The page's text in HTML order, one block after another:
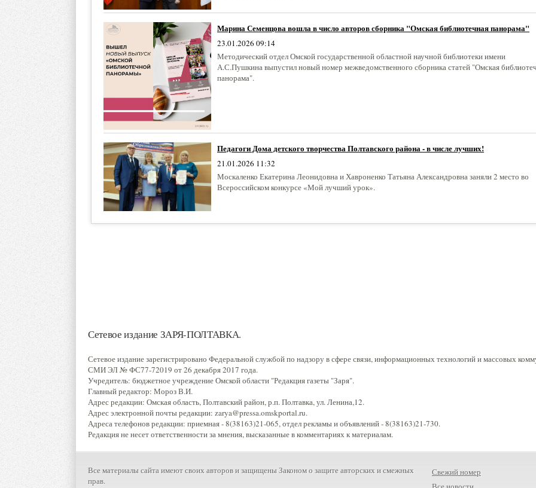
Марина Семенцова вошла в число авторов сборника "Омская библиотечная панорама"
23.01.2026 09:14
Методический отдел Омской государственной областной научной библиотеки имени
А.С.Пушкина выпустил новый номер межведомственного сборника статей "Омская
панорама".
Педагоги Дома детского творчества Полтавского района - в числе лучших!
21.01.2026 11:32
Москаленко Екатерина Леонидовна и Хавроненко Татьяна Александровна заняли 2 место во
Всероссийском конкурсе «Мой лучший урок».
Сетевое издание ЗАРЯ-ПОЛТАВКА.
Сетевое издание зарегистрировано Федеральной службой по надзору в сфере связи, информационных технологий и массовых
СМИ ЭЛ № ФС77-72019 от 26 декабря 2017 года.
Учредитель: бюджетное учреждение Омской области "Редакция газеты "Заря".
Главный редактор: Мороз В.И.
Адрес редакции: Омская область, Полтавский район, р.п. Полтавка, ул. Ленина,12.
Адрес электронной почты редакции: zarya@pressa.omskportal.ru.
Адреса телефонов редакции: приемная - 8(38163)21-065, отдел рекламы и объявлений - 8(38163)21-730.
Редакция не несет ответственности за мнения, высказанные в комментариях к материалам.
Все материалы сайта имеют своих авторов и защищены Законом о защите авторских и смежных
прав.
Свежий номер